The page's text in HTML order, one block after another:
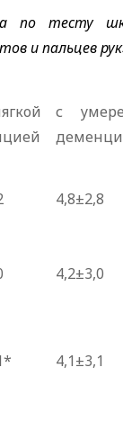
по тесту
и пальцев
с
4,8±2,8
4,2±3,0
4,1±3,1